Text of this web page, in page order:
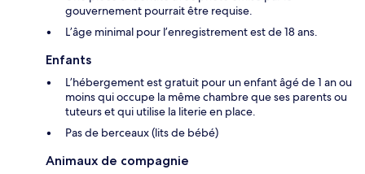
gouvernement pourrait être requise.
L’âge minimal pour l’enregistrement est de 18 ans.
Enfants
L’hébergement est gratuit pour un enfant âgé de 1 an ou
moins qui occupe la même chambre que ses parents ou
tuteurs et qui utilise la literie en place.
Pas de berceaux (lits de bébé)
Animaux de compagnie